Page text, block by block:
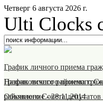
Четверг 6 августа 2026 г.
Ulti Clocks
График личного приема
Назрановского районного
График личного приема
районного Совета депутатов
Объявление-28.11.2014